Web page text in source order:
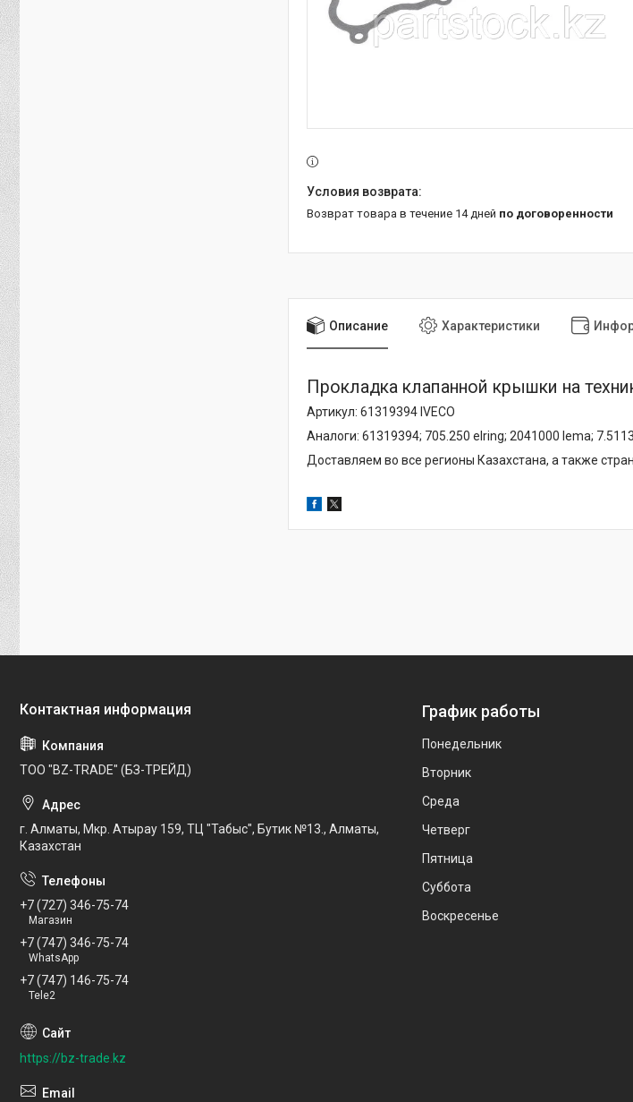
возврат товара в течение 14 дней по договоренности
Описание Характеристики
Прокладка клапанной крышки на
Артикул: 61319394 IVECO
Аналоги: 61319394; 705.250 elring; 2041000 lema;
Доставляем во все регионы Казахстана, а также
ТОО "BZ-TRADE" (БЗ-ТРЕЙД)
г. Алматы, Мкр. Атырау 159, ТЦ "Табыс", Бутик №13., Алматы,
Казахстан
+7 (727) 346-75-74
Магазин
+7 (747) 346-75-74
WhatsApp
+7 (747) 146-75-74
Tele2
https://bz-trade.kz
График работы
Понедельник
Вторник
Среда
Четверг
Пятница
Суббота
Воскресенье